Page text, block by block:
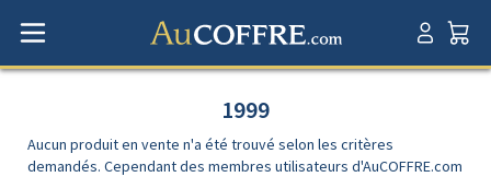
1999
Aucun produit en vente n'a été trouvé selon les critères
demandés. Cependant des membres utilisateurs d'AuCOFFRE.com